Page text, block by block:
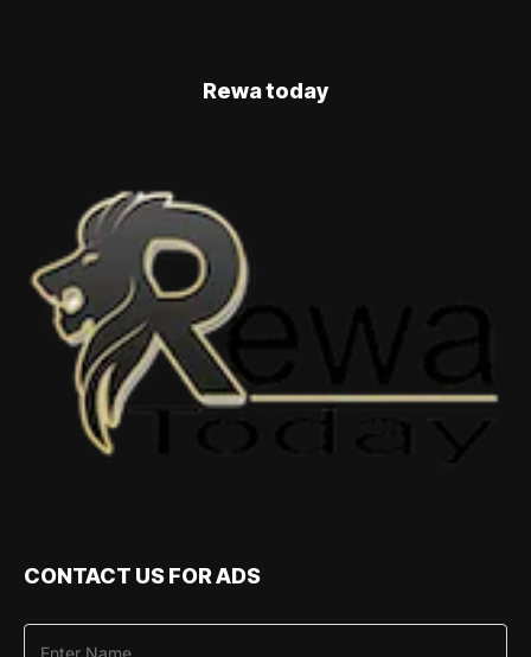
Rewa today
CONTACT US FOR ADS